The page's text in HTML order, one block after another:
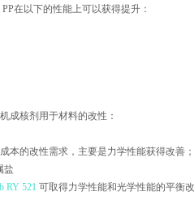
在以下的性能上可以获得提升：
成核剂用于材料的改性：
本的改性需求，主要是力学性能获得改善；
盐
RY 521 可取得力学性能和光学性能的平衡改